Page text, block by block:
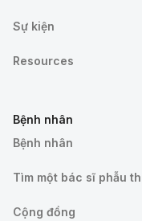
Sự kiện
Resources
Bệnh nhân
Bệnh nhân
Tìm một bác sĩ phẫu
Cộng đồng